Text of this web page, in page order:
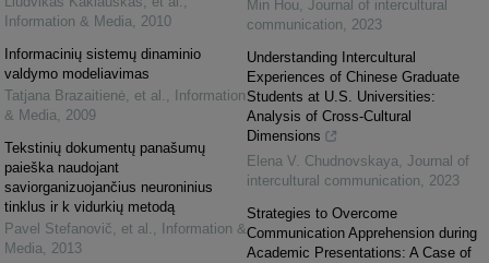
Information & Media, 2010
Informacinių sistemų dinaminio
valdymo modeliavimas
Tatjana Brazaitienė, et al. ,
Information
& Media, 2009
Tekstinių dokumentų panašumų
paieška naudojant
saviorganizuojančius neuroninius
tinklus ir k vidurkių metodą
Pavel Stefanovič, et al. ,
Information &
Media, 2013
Min Hou, Journal of intercultural
communication, 2023
Understanding Intercultural
Experiences of Chinese Graduate
Students at U.S. Universities:
Analysis of Cross-Cultural
Dimensions
Elena V. Chudnovskaya, Journal of
intercultural communication, 2023
Strategies to Overcome
Communication Apprehension during
Academic Presentations: A Case of